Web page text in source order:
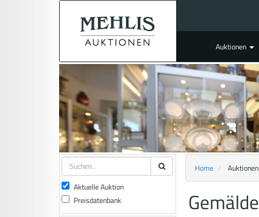
Auktionen
Aktuelle Auktion
Preisdatenbank
Home Auktionen
Gemälde